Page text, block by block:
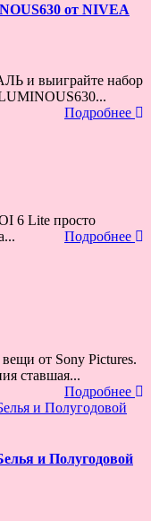
от NIVEA
и выиграйте набор
Подробнее
6 Lite просто
Подробнее
от Sony Pictures.
ставшая...
Подробнее
и Полугодовой